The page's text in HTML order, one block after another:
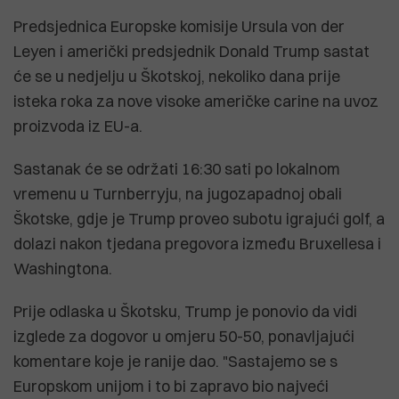
Predsjednica Europske komisije Ursula von der
Leyen i američki predsjednik Donald Trump sastat
će se u nedjelju u Škotskoj, nekoliko dana prije
isteka roka za nove visoke američke carine na uvoz
proizvoda iz EU-a.
Sastanak će se održati 16:30 sati po lokalnom
vremenu u Turnberryju, na jugozapadnoj obali
Škotske, gdje je Trump proveo subotu igrajući golf, a
dolazi nakon tjedana pregovora između Bruxellesa i
Washingtona.
Prije odlaska u Škotsku, Trump je ponovio da vidi
izglede za dogovor u omjeru 50-50, ponavljajući
komentare koje je ranije dao. "Sastajemo se s
Europskom unijom i to bi zapravo bio najveći